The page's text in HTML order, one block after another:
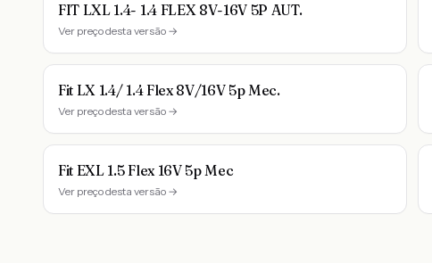
FIT LXL 1.4- 1.4 FLEX 8V-16V 5P AUT.
Ver preço desta versão →
Fit LX 1.4/ 1.4 Flex 8V/16V 5p Mec.
Ver preço desta versão →
Fit EXL 1.5 Flex 16V 5p Mec
Ver preço desta versão →